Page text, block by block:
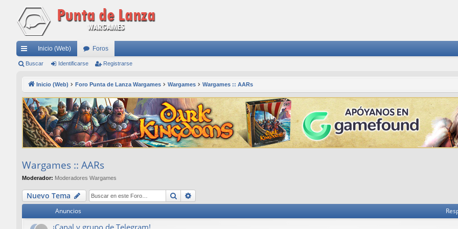
nl
rá
pi
do
Inicio (Web) Foros
Buscar Identificarse Registrarse
Inicio (Web) Foro Punta de Lanza Wargames Wargames Wargames :: AARs
Wargames :: AARs
Moderador: Moderadores Wargames
Nuevo Tema Buscar
Anuncios